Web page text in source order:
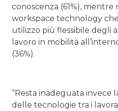
conoscenza (61%),
workspace technology
utilizzo più flessibile degli
lavoro in mobilità
(36%).
“Resta inadeguata invece
delle tecnologie tra i